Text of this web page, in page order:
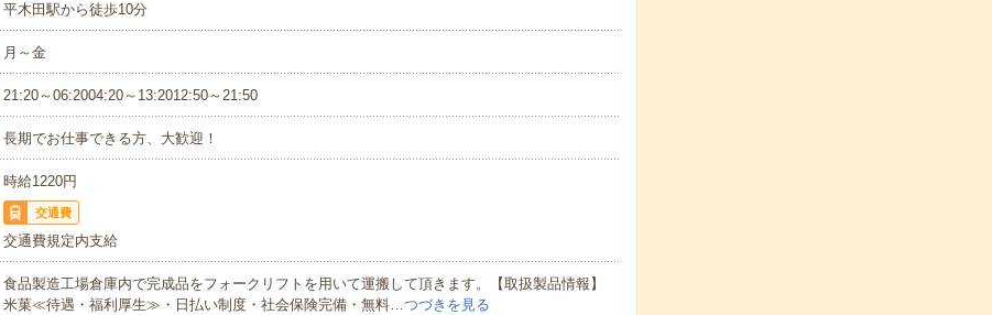
平木田駅から徒歩10分
月～金
21:20～06:2004:20～13:2012:50～21:50
長期でお仕事できる方、大歓迎！
時給1220円
交通費
交通費規定内支給
食品製造工場倉庫内で完成品をフォークリフトを用いて運搬して頂きます。【取扱製品情報】
米菓≪待遇・福利厚生≫・日払い制度・社会保険完備・無料…つづきを見る